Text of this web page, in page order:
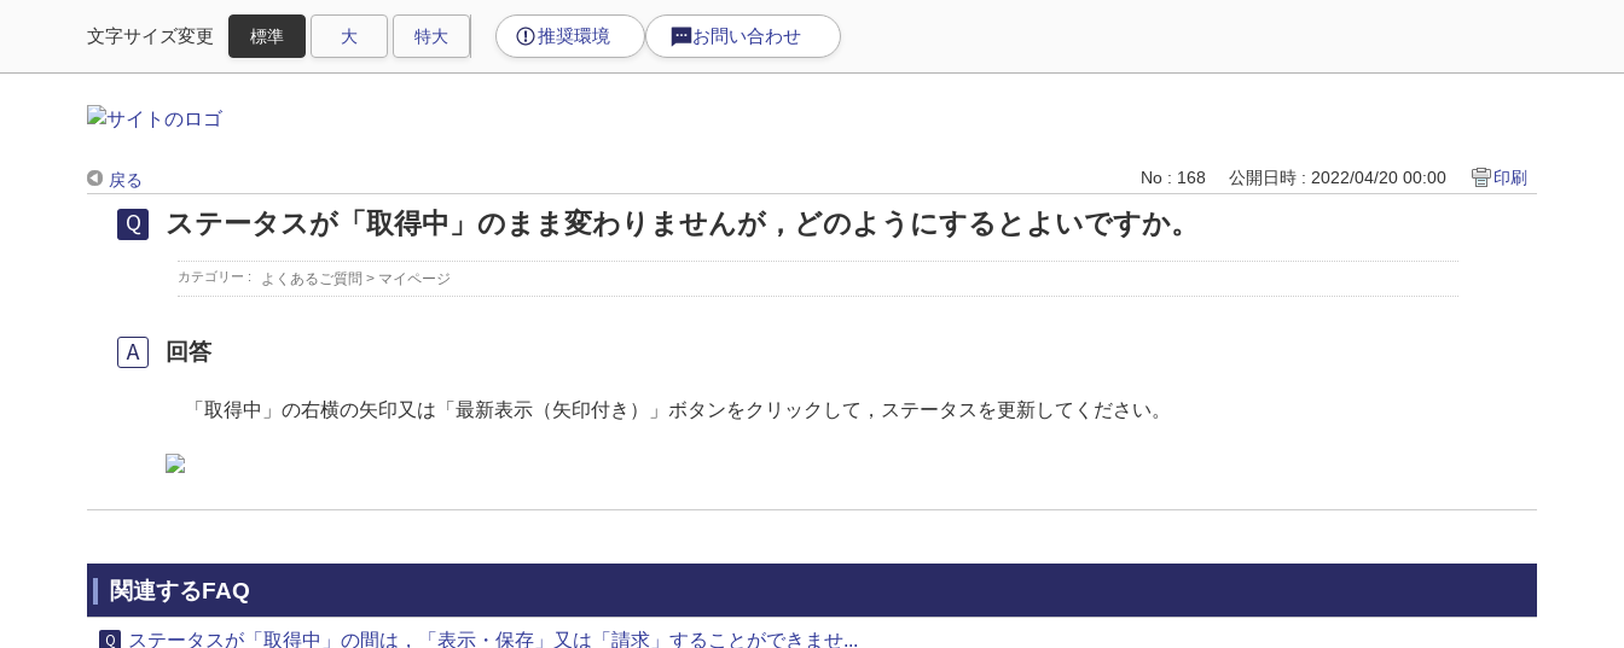
文字サイズ変更 推奨環境 お問い合わせ
戻る No : 168 公開日時 : 2022/04/20 00:00 印刷
ステータスが「取得中」のまま変わりませんが，どのようにするとよいですか。
カテゴリー : よくあるご質問 > マイページ
回答
「取得中」の右横の矢印又は「最新表示（矢印付き）」ボタンをクリックして，ステータスを更新してください。
関連するFAQ
ステータスが「取得中」の間は，「表示・保存」又は「請求」することができませ...